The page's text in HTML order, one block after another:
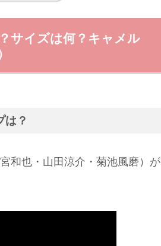
サイズは何？キャメル
は？
和也・山田涼介・菊池風磨）が